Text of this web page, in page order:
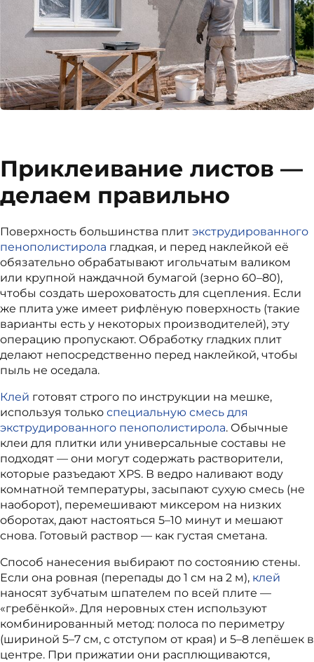
Приклеивание листов —
делаем правильно
Поверхность большинства плит экструдированного
пенополистирола гладкая, и перед наклейкой её
обязательно обрабатывают игольчатым валиком
или крупной наждачной бумагой (зерно 60–80),
чтобы создать шероховатость для сцепления. Если
же плита уже имеет рифлёную поверхность (такие
варианты есть у некоторых производителей), эту
операцию пропускают. Обработку гладких плит
делают непосредственно перед наклейкой, чтобы
пыль не оседала.
Клей готовят строго по инструкции на мешке,
используя только специальную смесь для
экструдированного пенополистирола. Обычные
клеи для плитки или универсальные составы не
подходят — они могут содержать растворители,
которые разъедают XPS. В ведро наливают воду
комнатной температуры, засыпают сухую смесь (не
наоборот), перемешивают миксером на низких
оборотах, дают настояться 5–10 минут и мешают
снова. Готовый раствор — как густая сметана.
Способ нанесения выбирают по состоянию стены.
Если она ровная (перепады до 1 см на 2 м), клей
наносят зубчатым шпателем по всей плите —
«гребёнкой». Для неровных стен используют
комбинированный метод: полоса по периметру
(шириной 5–7 см, с отступом от края) и 5–8 лепёшек в
центре. При прижатии они расплющиваются,